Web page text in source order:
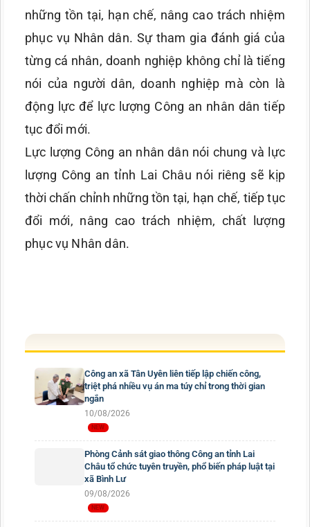
những tồn tại, hạn chế, nâng cao trách nhiệm
phục vụ Nhân dân. Sự tham gia đánh giá của
từng cá nhân, doanh nghiệp không chỉ là tiếng
nói của người dân, doanh nghiệp mà còn là
động lực để lực lượng Công an nhân dân tiếp
tục đổi mới.
Lực lượng Công an nhân dân nói chung và lực
lượng Công an tỉnh Lai Châu nói riêng sẽ kịp
thời chấn chỉnh những tồn tại, hạn chế, tiếp tục
đổi mới, nâng cao trách nhiệm, chất lượng
phục vụ Nhân dân.
Công an xã Tân Uyên liên tiếp lập chiến công,
triệt phá nhiều vụ án ma túy chỉ trong thời gian
ngắn
10/08/2026
Phòng Cảnh sát giao thông Công an tỉnh Lai
Châu tổ chức tuyên truyền, phổ biến pháp luật tại
xã Bình Lư
09/08/2026